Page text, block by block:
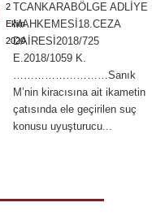
2
Ekim
2020
TCANKARABÖLGE ADLİYE
MAHKEMESİ18.CEZA
DAİRESİ2018/725
E.2018/1059 K.
………………………Sanık
M’nin kiracısına ait ikametin
çatısında ele geçirilen suç
konusu uyuşturucu...